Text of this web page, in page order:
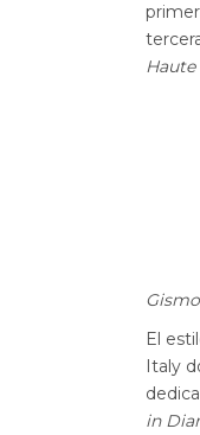
El
Italy
in